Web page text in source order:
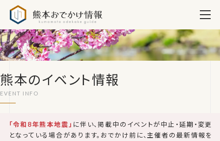
熊本のイベント情報
「令和8年熊本地震」 に伴い、掲載中のイベントが中止・延期・変更
となっている場合があります。おでかけ前に、主催者の最新情報を